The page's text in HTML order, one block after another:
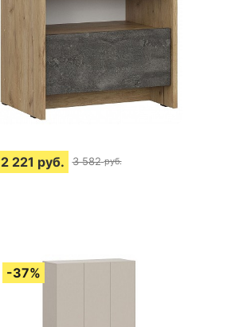
2 221 руб. 3 582 руб.